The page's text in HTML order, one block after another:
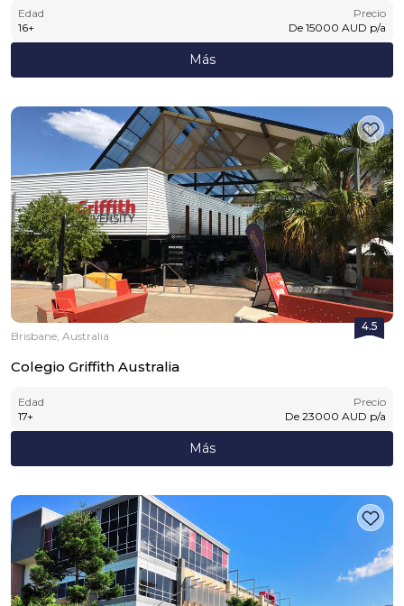
Edad
16+
Precio
De 15000 AUD p/a
Más
4.5
Brisbane, Australia
Colegio Griffith Australia
Edad
17+
Precio
De 23000 AUD p/a
Más